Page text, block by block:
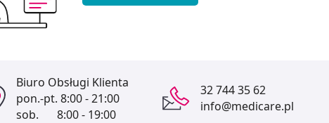
Biuro Obsługi Klienta
pon.-pt. 8:00 - 21:00
sob.
8:00 - 19:00
32 744 35 62
info@medicare.pl